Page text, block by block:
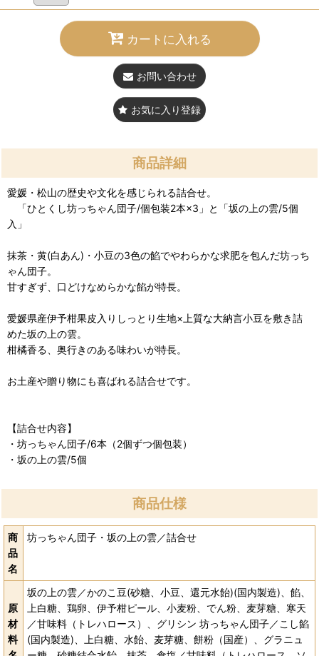
カートに入れる
お問い合わせ
お気に入り登録
商品詳細
愛媛・松山の歴史や文化を感じられる詰合せ。
「ひとくし坊っちゃん団子/個包装2本×3」と「坂の上の雲/5個
入」
抹茶・黄(白あん)・小豆の3色の餡でやわらかな求肥を包んだ坊っち
ゃん団子。
甘すぎず、口どけなめらかな餡が特長。
愛媛県産伊予柑果皮入りしっとり生地×上質な大納言小豆を敷き詰
めた坂の上の雲。
柑橘香る、奥行きのある味わいが特長。
お土産や贈り物にも喜ばれる詰合せです。
【詰合せ内容】
・坊っちゃん団子/6本（2個ずつ個包装）
・坂の上の雲/5個
商品仕様
商
品
名
坊っちゃん団子・坂の上の雲／詰合せ
原
材
料
坂の上の雲／かのこ豆(砂糖、小豆、還元水飴)(国内製造)、餡、
上白糖、鶏卵、伊予柑ピール、小麦粉、でん粉、麦芽糖、寒天
／甘味料（トレハロース）、グリシン 坊っちゃん団子／こし餡
(国内製造)、上白糖、水飴、麦芽糖、餅粉（国産）、グラニュ